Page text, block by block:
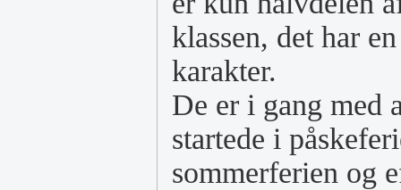
klassen, det har
karakter.
De er i gang med
startede i
sommerferien og